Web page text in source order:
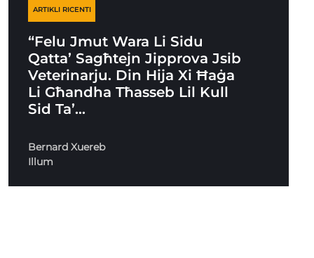
ARTIKLI RICENTI
“Felu Jmut Wara Li Sidu
Qatta’ Sagħtejn Jipprova Jsib
Veterinarju. Din Hija Xi Ħaġa
Li Għandha Tħasseb Lil Kull
Sid Ta’…
Bernard Xuereb
Illum